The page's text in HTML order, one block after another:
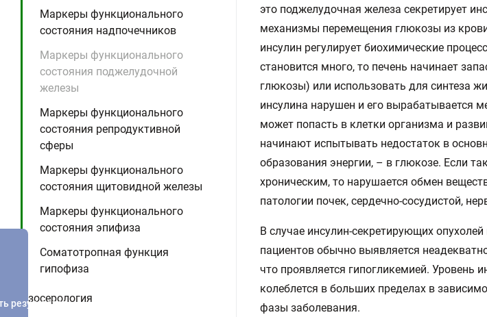
Маркеры функционального
состояния надпочечников
Маркеры функционального
состояния поджелудочной
железы
Маркеры функционального
состояния репродуктивной
сферы
Маркеры функционального
состояния щитовидной железы
Маркеры функционального
состояния эпифиза
Соматотропная функция
гипофиза
Изосерология
это поджелудочная железа секретирует
механизмы перемещения глюкозы из
инсулин регулирует биохимические
становится много, то печень начинает
глюкозы) или использовать для синтеза
инсулина нарушен и его вырабатывается
может попасть в клетки организма и
начинают испытывать недостаток в
образования энергии, – в глюкозе. Если
хроническим, то нарушается обмен
патологии почек, сердечно-сосудистой,
В случае инсулин-секретирующих
пациентов обычно выявляется
что проявляется гипогликемией. Уровень
колеблется в больших пределах в
фазы заболевания.
результатов